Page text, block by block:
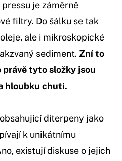
je záměrně
filtry. Do šálku se tak
ale i mikroskopické
sediment. Zní to
právě tyto složky jsou
hloubku chuti.
diterpeny jako
k unikátnímu
existují diskuse o jejich